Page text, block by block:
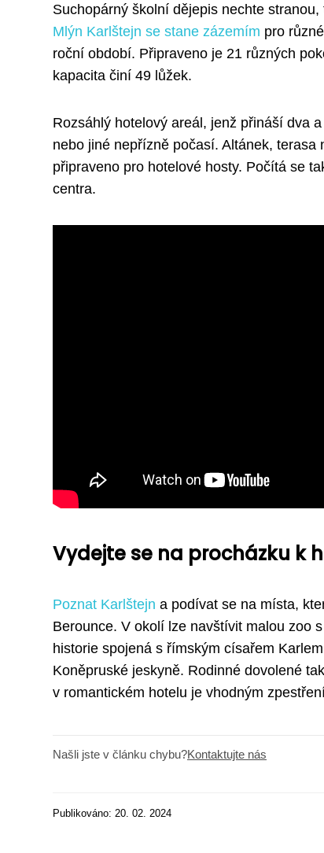
Suchopárný školní dějepis nechte
Mlýn Karlštejn se stane zázemím pro
roční období. Připraveno je 21 různých
kapacita činí 49 lůžek.
Rozsáhlý hotelový areál, jenž přináší dva
nebo jiné nepřízně počasí. Altánek,
připraveno pro hotelové hosty. Počítá se
centra.
Vydejte se na procházku k
Poznat Karlštejn a podívat se na místa,
Berounce. V okolí lze navštívit malou zoo
historie spojená s římským císařem
Koněpruské jeskyně. Rodinné dovolené
v romantickém hotelu je vhodným
Našli jste v článku chybu?Kontaktujte nás
Publikováno: 20. 02. 2024